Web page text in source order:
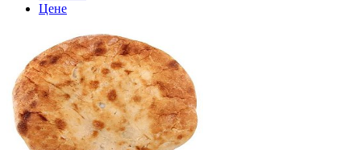
Цене